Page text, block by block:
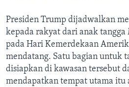
Presiden Trump dijadwalkan
kepada rakyat dari anak
pada Hari Kemerdekaan
mendatang. Satu bagian untuk
disiapkan di kawasan tersebut
mendapatkan tempat utama itu